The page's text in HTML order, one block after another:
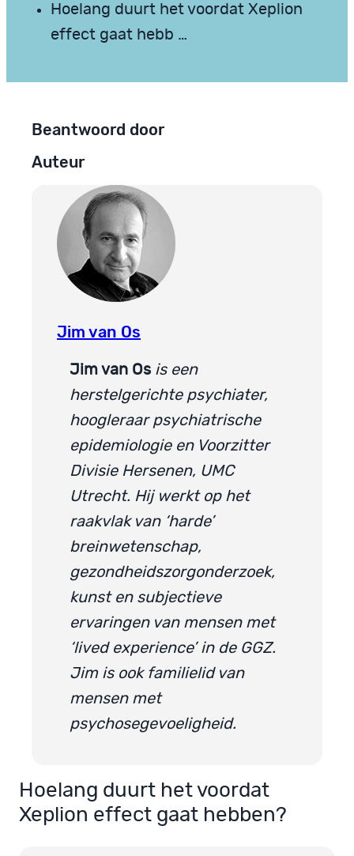
Hoelang duurt het voordat Xeplion
effect gaat hebb …
Beantwoord door
Auteur
Jim van Os
Jim van Os is een
herstelgerichte psychiater,
hoogleraar psychiatrische
epidemiologie en Voorzitter
Divisie Hersenen, UMC
Utrecht. Hij werkt op het
raakvlak van ‘harde’
breinwetenschap,
gezondheidszorgonderzoek,
kunst en subjectieve
ervaringen van mensen met
‘lived experience’ in de GGZ.
Jim is ook familielid van
mensen met
psychosegevoeligheid.
Hoelang duurt het voordat
Xeplion effect gaat hebben?